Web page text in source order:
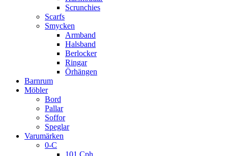
Scrunchies
Scarfs
Smycken
Armband
Halsband
Berlocker
Ringar
Örhängen
Barnrum
Möbler
Bord
Pallar
Soffor
Speglar
Varumärken
0-C
101 Cph